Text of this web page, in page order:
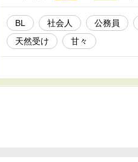
BL 社会人 公務員
天然受け
甘々